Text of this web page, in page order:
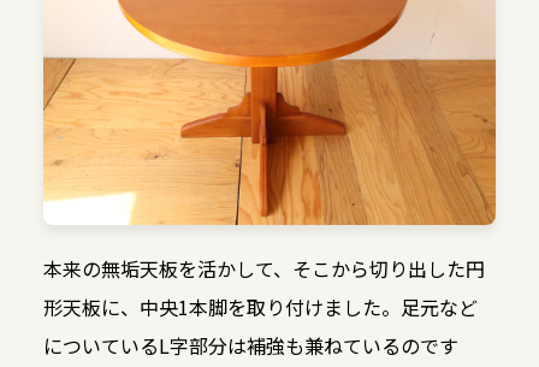
本来の無垢天板を活かして、そこから切り出した円
形天板に、中央1本脚を取り付けました。足元など
についているL字部分は補強も兼ねているのです